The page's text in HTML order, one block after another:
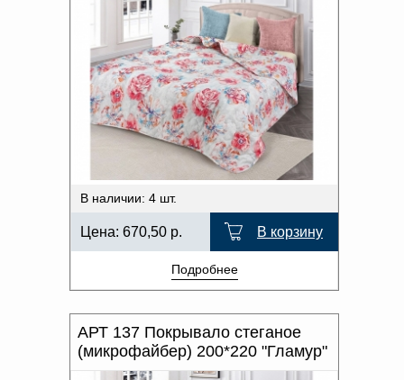
В наличии: 4 шт.
Цена: 670,50 р. В корзину
Подробнее
АРТ 137 Покрывало стеганое
(микрофайбер) 200*220 "Гламур"